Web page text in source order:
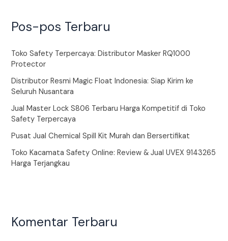
Pos-pos Terbaru
Toko Safety Terpercaya: Distributor Masker RQ1000
Protector
Distributor Resmi Magic Float Indonesia: Siap Kirim ke
Seluruh Nusantara
Jual Master Lock S806 Terbaru Harga Kompetitif di Toko
Safety Terpercaya
Pusat Jual Chemical Spill Kit Murah dan Bersertifikat
Toko Kacamata Safety Online: Review & Jual UVEX 9143265
Harga Terjangkau
Komentar Terbaru